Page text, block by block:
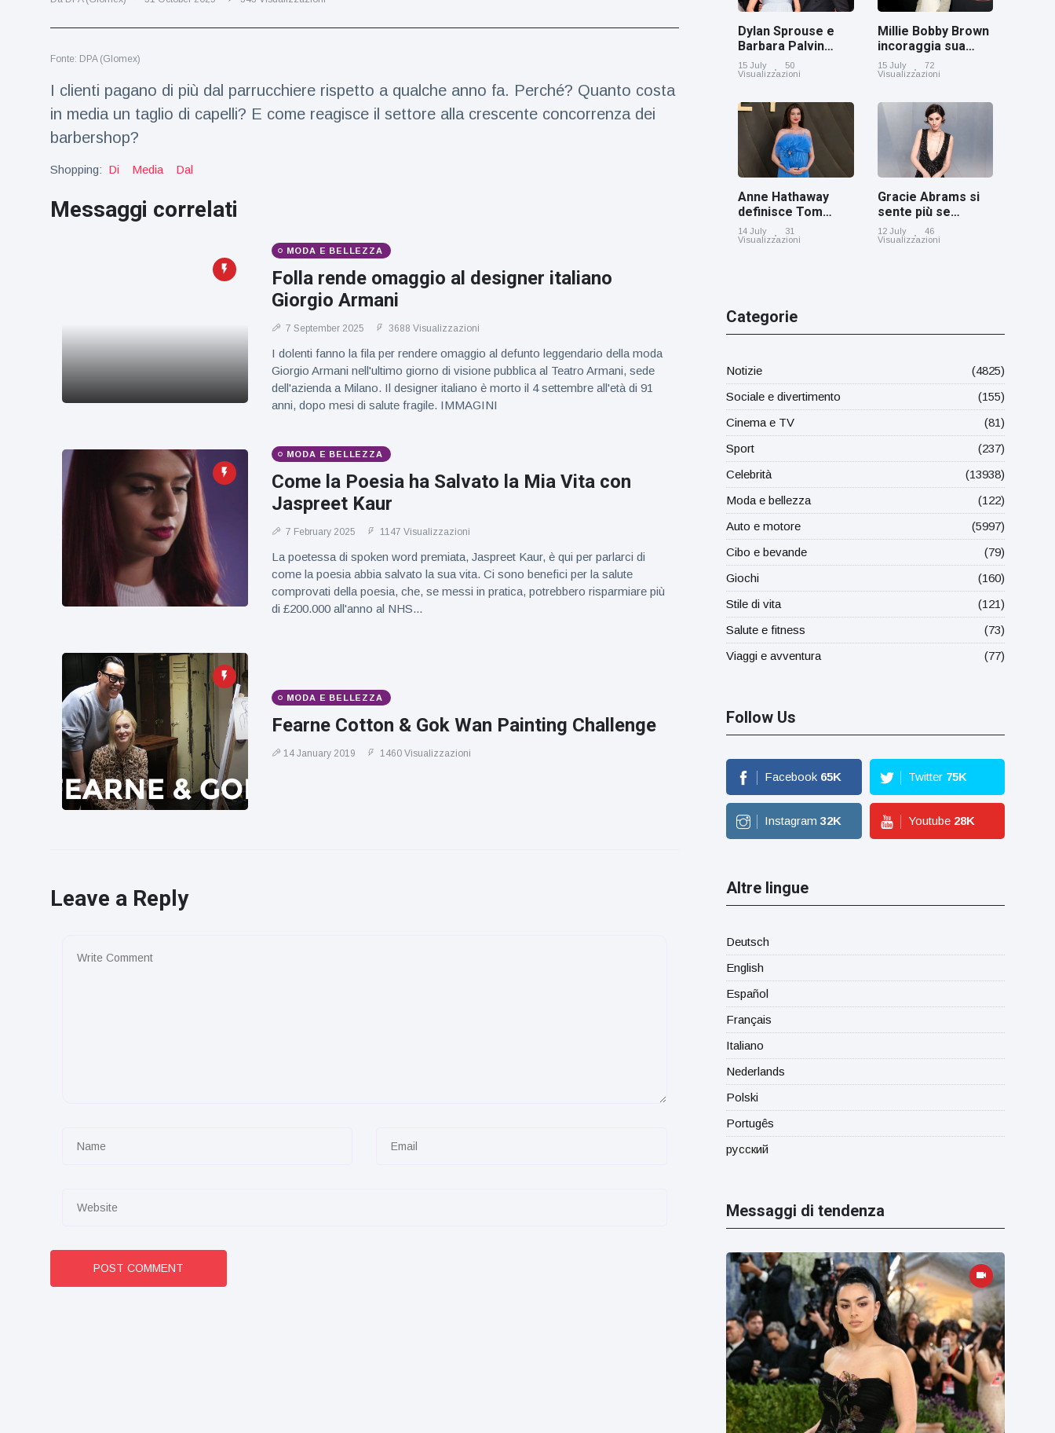
Viaggi e avventura
Ultime notizie
Dylan
Sprouse e
Barbara
rivelano di
bambina
15 July
Brown
incoraggia
Holland 'il
Fonte: DPA (Glomex)
I clienti pagano di più dal parrucchiere rispetto a qualche anno fa. Perché? Quanto costa
in media un taglio di capelli? E come reagisce il settore alla crescente concorrenza dei
barbershop?
Shopping: Di Media Dal
Messaggi correlati
MODA E BELLEZZA
Folla rende omaggio al designer italiano
Giorgio Armani
7 September 2025 3688 Visualizzazioni
I dolenti fanno la fila per rendere omaggio al defunto leggendario della moda
Giorgio Armani nell'ultimo giorno di visione pubblica al Teatro Armani, sede
dell'azienda a Milano. Il designer italiano è morto il 4 settembre all'età di 91
anni, dopo mesi di salute fragile. IMMAGINI
MODA E BELLEZZA
Come la Poesia ha Salvato la Mia Vita con
Jaspreet Kaur
7 February 2025 1147 Visualizzazioni
La poetessa di spoken word premiata, Jaspreet Kaur, è qui per parlarci di
come la poesia abbia salvato la sua vita. Ci sono benefici per la salute
comprovati della poesia, che, se messi in pratica, potrebbero risparmiare più
di £200.000 all'anno al NHS...
MODA E BELLEZZA
Fearne Cotton & Gok Wan Painting Challenge
14 January 2019 1460 Visualizzazioni
Leave a Reply
POST COMMENT
Dylan Sprouse e
Barbara Palvin
rivelano di
aspettare una
15 July
50
Visualizzazioni
Millie Bobby Brown
incoraggia sua
figlia ad essere
creativa
15 July
72
Visualizzazioni
Anne Hathaway
definisce Tom
Holland 'il figlio dei
sogni’
14 July
31
Visualizzazioni
Gracie Abrams si
sente più se
stessa con i capelli
corti
12 July
46
Visualizzazioni
Categorie
Notizie
(4825)
Sociale e divertimento
(155)
Cinema e TV
(81)
Sport
(237)
Celebrità
(13938)
Moda e bellezza
(122)
Auto e motore
(5997)
Cibo e bevande
(79)
Giochi
(160)
Stile di vita
(121)
Salute e fitness
(73)
Viaggi e avventura
(77)
Follow Us
Facebook 65K Twitter 75K
Instagram 32K Youtube 28K
Altre lingue
Deutsch
English
Español
Français
Italiano
Nederlands
Polski
Portugês
русский
Messaggi di tendenza